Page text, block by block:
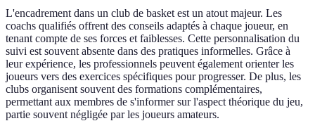
L'encadrement dans un club de basket est un atout majeur. Les
coachs qualifiés offrent des conseils adaptés à chaque joueur, en
tenant compte de ses forces et faiblesses. Cette personnalisation du
suivi est souvent absente dans des pratiques informelles. Grâce à
leur expérience, les professionnels peuvent également orienter les
joueurs vers des exercices spécifiques pour progresser. De plus, les
clubs organisent souvent des formations complémentaires,
permettant aux membres de s'informer sur l'aspect théorique du jeu,
partie souvent négligée par les joueurs amateurs.